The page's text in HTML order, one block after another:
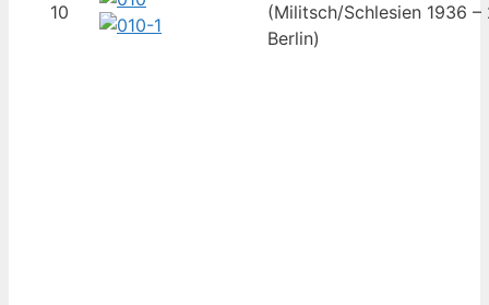
10
(Militsch/Schlesien 1936 –
Berlin)